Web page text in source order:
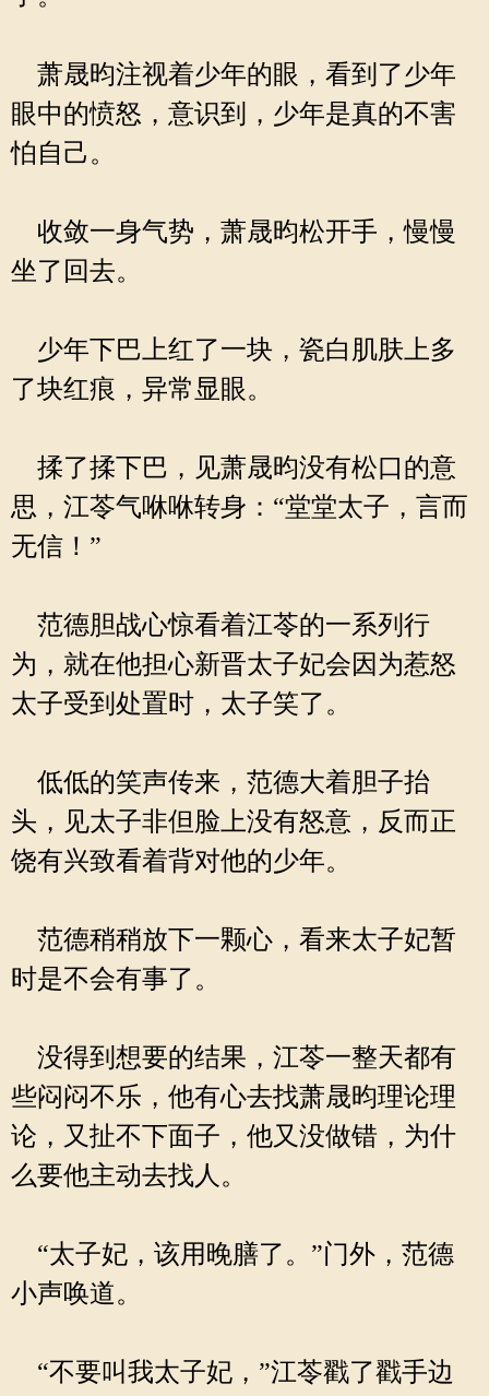
萧晟昀注视着少年的眼，看到了少年
眼中的愤怒，意识到，少年是真的不害
怕自己。
收敛一身气势，萧晟昀松开手，慢慢
坐了回去。
少年下巴上红了一块，瓷白肌肤上多
了块红痕，异常显眼。
揉了揉下巴，见萧晟昀没有松口的意
思，江苓气咻咻转身：“堂堂太子，言而
无信！”
范德胆战心惊看着江苓的一系列行
为，就在他担心新晋太子妃会因为惹怒
太子受到处置时，太子笑了。
低低的笑声传来，范德大着胆子抬
头，见太子非但脸上没有怒意，反而正
饶有兴致看着背对他的少年。
范德稍稍放下一颗心，看来太子妃暂
时是不会有事了。
没得到想要的结果，江苓一整天都有
些闷闷不乐，他有心去找萧晟昀理论理
论，又扯不下面子，他又没做错，为什
么要他主动去找人。
“太子妃，该用晚膳了。”门外，范德
小声唤道。
“不要叫我太子妃，”江苓戳了戳手边